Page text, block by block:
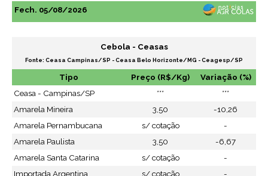
Fech. 05/08/2026
Cebola - Ceasas
Fonte: Ceasa Campinas/SP - Ceasa Belo Horizonte/MG - Ceagesp/SP
Tipo Preço (R$/Kg)
Variação (%)
Ceasa - Campinas/SP
***
***
Amarela Mineira
3,50
-10,26
Amarela Pernambucana
s/ cotação
-
Amarela Paulista
3,50
-6,67
Amarela Santa Catarina
s/ cotação
-
Importada Argentina
s/ cotação
-